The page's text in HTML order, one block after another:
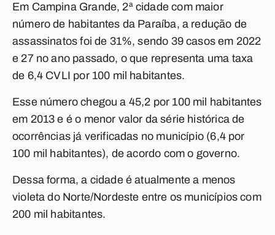
Em Campina Grande, 2ª cidade com maior
número de habitantes da Paraíba, a redução de
assassinatos foi de 31%, sendo 39 casos em 2022
e 27 no ano passado, o que representa uma taxa
de 6,4 CVLI por 100 mil habitantes.
Esse número chegou a 45,2 por 100 mil habitantes
em 2013 e é o menor valor da série histórica de
ocorrências já verificadas no município (6,4 por
100 mil habitantes), de acordo com o governo.
Dessa forma, a cidade é atualmente a menos
violeta do Norte/Nordeste entre os municípios com
200 mil habitantes.